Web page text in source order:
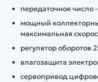
передаточное число
мощный
максимальная
регулятор оборотов
влагозащита
сервопривод